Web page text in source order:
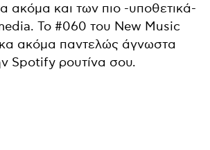
ακόμα και των πιο -υποθετικά-
Το #060 του New Music
ακόμα παντελώς άγνωστα
Spotify ρουτίνα σου.